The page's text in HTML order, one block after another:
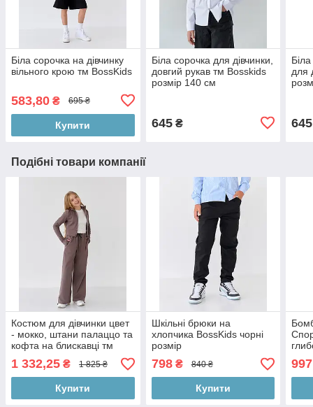
Біла сорочка на дівчинку
вільного крою тм BossKids
583,80 ₴ 695 ₴
Купити
Біла сорочка для дівчинки,
довгий рукав тм Bosskids
розмір 140 см
645₴
для
645
Подібні товари компанії
Костюм для дівчинки цвет
- мокко, штани палаццо та
кофта на блискавці тм
BossKids розмір 164
1 332,25 ₴ 1 825 ₴
Купити
Шкільні брюки на
хлопчика BossKids чорні
розмір
798₴ 840 ₴
Купити